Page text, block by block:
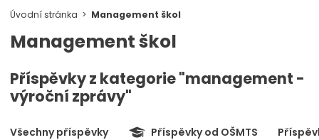
Úvodní stránka Management škol
Management škol
Příspěvky z kategorie "management -
výroční zprávy"
Všechny příspěvky Příspěvky od OŠMTS